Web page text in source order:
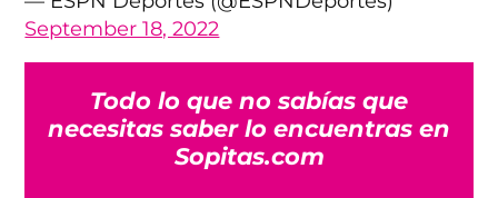
September 18, 2022
Todo lo que no sabías que
necesitas saber lo encuentras en
Sopitas.com